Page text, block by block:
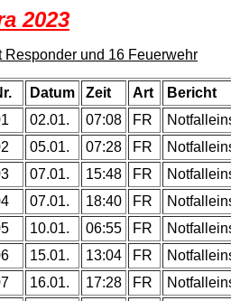
2023
Responder und 16 Feuerwehr
Datum Zeit Art
Bericht
02.01. 07:08 FR
05.01. 07:28 FR
07.01. 15:48 FR
07.01. 18:40 FR
10.01. 06:55 FR
15.01. 13:04 FR
16.01. 17:28 FR